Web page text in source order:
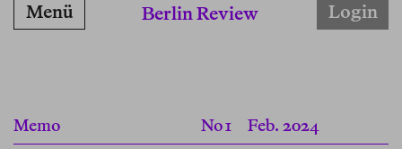
Berlin Review
Menü Login
Memo No 1 Feb. 2024